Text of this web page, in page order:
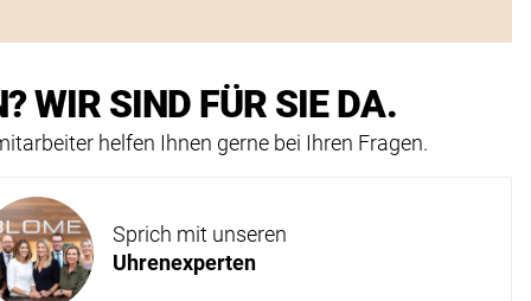
WIR SIND FÜR SIE DA.
helfen Ihnen gerne bei Ihren Fragen.
Sprich mit unseren
Uhrenexperten